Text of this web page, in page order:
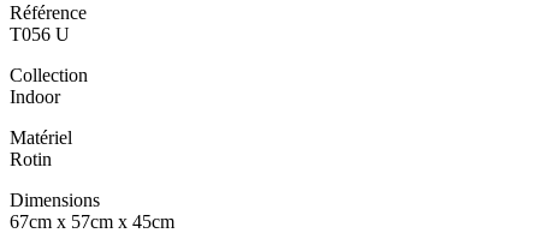
Référence
T056 U
Collection
Indoor
Matériel
Rotin
Dimensions
67cm x 57cm x 45cm